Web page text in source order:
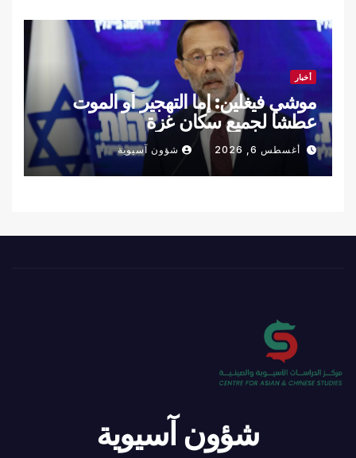
أخبار
موشي فيغلين: إما التهجير أو الموت
عطشا لجميع سكان غزة
أغسطس 6, 2026 شؤون آسيوية
شؤون آسيوية